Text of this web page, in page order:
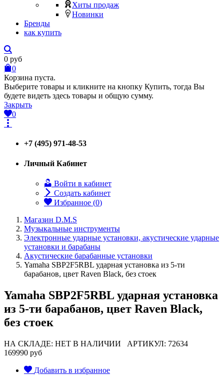
Хиты продаж
Новинки
Бренды
как купить
0 руб
0
Корзина пуста.
Выберите товары и кликните на кнопку Купить, тогда Вы
будете видеть здесь товары и общую сумму.
Закрыть
0
+7 (495) 971-48-53
Личный Кабинет
Войти в кабинет
Создать кабинет
Избранное (0)
Магазин D.M.S
Музыкальные инструменты
Электронные ударные установки, акустические ударные
установки и барабаны
Акустические барабанные установки
Yamaha SBP2F5RBL ударная установка из 5-ти
барабанов, цвет Raven Black, без стоек
Yamaha SBP2F5RBL ударная установка
из 5-ти барабанов, цвет Raven Black,
без стоек
НА СКЛАДЕ: НЕТ В НАЛИЧИИ АРТИКУЛ: 72634
169990 руб
Добавить в избранное